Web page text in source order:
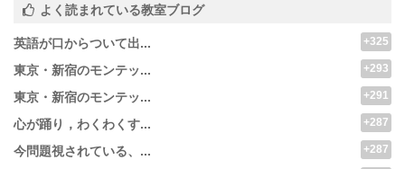
よく読まれている教室ブログ
英語が口からついて出... +325
東京・新宿のモンテッ... +293
東京・新宿のモンテッ... +291
心が踊り，わくわくす... +287
今問題視されている、... +287